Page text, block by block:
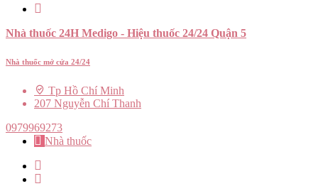
Nhà thuốc 24H Medigo - Hiệu thuốc 24/24 Quận 5
Nhà thuốc mở cửa 24/24
Tp Hồ Chí Minh
207 Nguyễn Chí Thanh
0979969273
Nhà thuốc